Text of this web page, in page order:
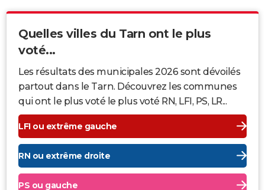
Quelles villes du Tarn ont le plus
voté...
Les résultats des municipales 2026 sont dévoilés
partout dans le Tarn. Découvrez les communes
qui ont le plus voté le plus voté RN, LFI, PS, LR...
LFI ou extrême gauche
RN ou extrême droite
PS ou gauche